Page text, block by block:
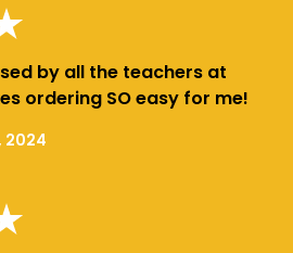
by all the teachers at
ordering SO easy for me!
2024